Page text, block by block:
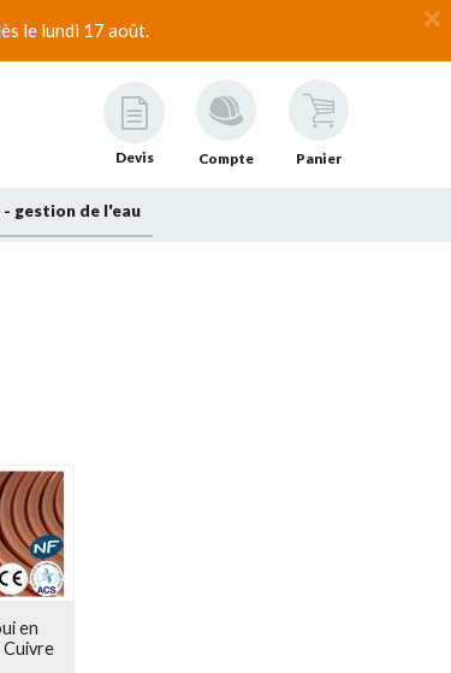
le lundi 17 août.
Devis Compte Panier
gestion de l'eau
en